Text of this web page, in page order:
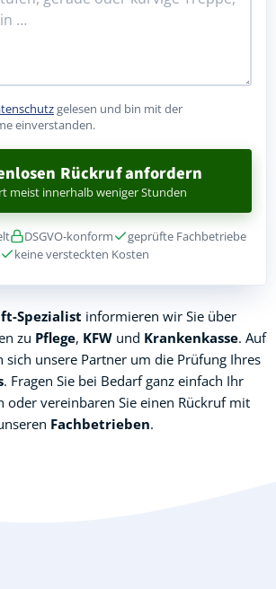
gelesen und bin mit der
einverstanden.
Rückruf anfordern
meist innerhalb weniger Stunden
DSGVO-konform
geprüfte Fachbetriebe
keine versteckten Kosten
Spezialist informieren wir Sie über
zu Pflege, KFWund Krankenkasse. Auf
sich unsere Partner um die Prüfung Ihres
. Fragen Sie bei Bedarf ganz einfach Ihr
oder vereinbaren Sie einen Rückruf mit
Fachbetrieben.